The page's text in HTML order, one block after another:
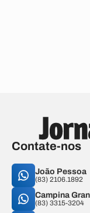
Contate-nos
João Pessoa
(83) 2106.1892
Campina
(83) 3315-3204